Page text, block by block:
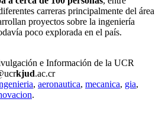
carreras principalmente del área
proyectos sobre la ingeniería
poco explorada en el país.
e Información de la UCR
kjud.ac.cr
, aeronautica, mecanica, gia,
.